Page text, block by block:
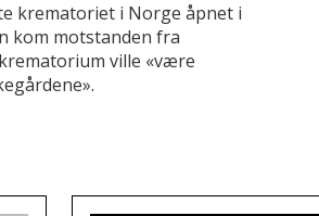
krematoriet i Norge åpnet i
kom motstanden fra
ville «være